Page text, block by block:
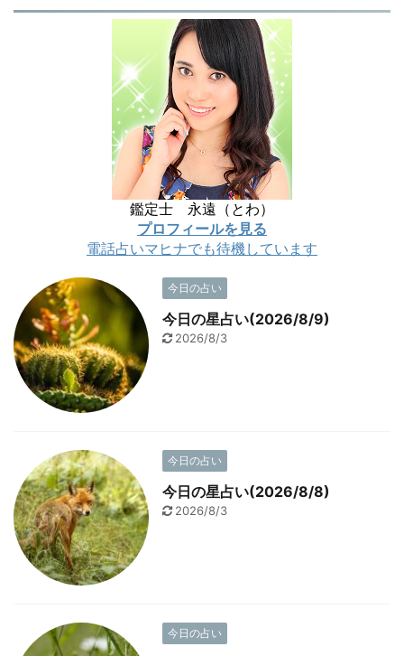
鑑定士 永遠（とわ）
プロフィールを見る
電話占いマヒナでも待機しています
今日の占い
今日の星占い(2026/8/9)
2026/8/3
今日の占い
今日の星占い(2026/8/8)
2026/8/3
今日の占い